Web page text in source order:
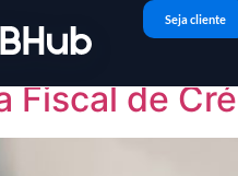
Seja cliente
Fiscal de